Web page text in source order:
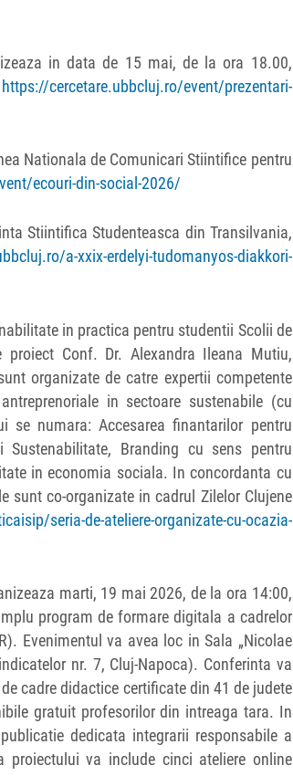
in data de 15 mai, de la ora 18.00,
https://cercetare.ubbcluj.ro/event/prezentari-
Nationala de Comunicari Stiintifice pentru
ecouri-din-social-2026/
Stiintifica Studenteasca din Transilvania,
a-xxix-erdelyi-tudomanyos-diakkori-
in practica pentru studentii Scolii de
Conf. Dr. Alexandra Ileana Mutiu,
organizate de catre expertii competente
in sectoare sustenabile (cu
se numara: Accesarea finantarilor pentru
Branding cu sens pentru
in economia sociala. In concordanta cu
sunt co-organizate in cadrul Zilelor Clujene
seria-de-ateliere-organizate-cu-ocazia-
marti, 19 mai 2026, de la ora 14:00,
program de formare digitala a cadrelor
Evenimentul va avea loc in Sala „Nicolae
nr. 7, Cluj-Napoca). Conferinta va
cadre didactice certificate din 41 de judete
gratuit profesorilor din intreaga tara. In
dedicata integrarii responsabile a
proiectului va include cinci ateliere online